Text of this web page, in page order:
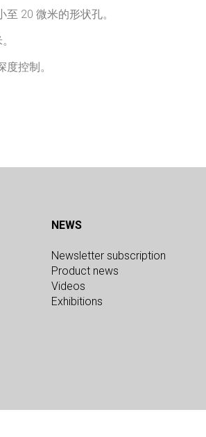
20 微米的形状孔。
控制。
NEWS
Newsletter subscription
Product news
Videos
Exhibitions